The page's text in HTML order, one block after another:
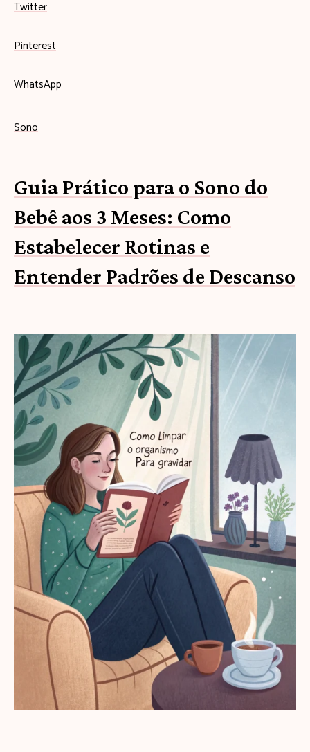
Twitter
Pinterest
WhatsApp
Sono
Guia Prático para o Sono do
Bebê aos 3 Meses: Como
Estabelecer Rotinas e
Entender Padrões de Descanso